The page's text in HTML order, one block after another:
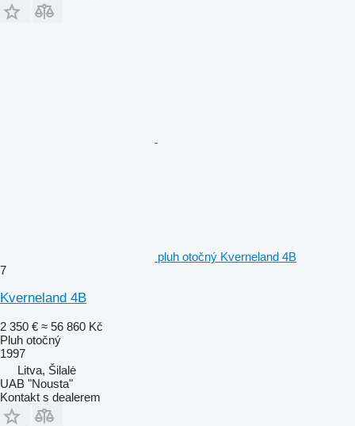
pluh otočný Kverneland 4B
7
Kverneland 4B
2 350 € ≈ 56 860 Kč
Pluh otočný
1997
Litva, Šilalė
UAB "Nousta"
Kontakt s dealerem